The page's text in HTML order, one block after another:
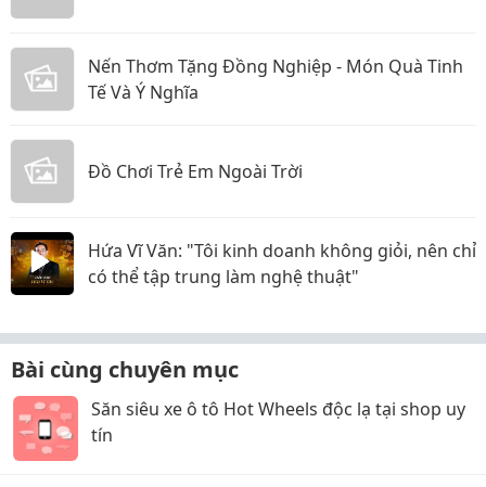
Nến Thơm Tặng Đồng Nghiệp - Món Quà Tinh
Tế Và Ý Nghĩa
Đồ Chơi Trẻ Em Ngoài Trời
Hứa Vĩ Văn: "Tôi kinh doanh không giỏi, nên chỉ
có thể tập trung làm nghệ thuật"
Bài cùng chuyên mục
Săn siêu xe ô tô Hot Wheels độc lạ tại shop uy
tín